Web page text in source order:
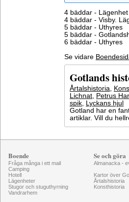
4 bäddar - Lägenhet
4 bäddar - Visby.
5 bäddar - Uthyres
5 bäddar -
6 bäddar - Uthyres
Se vidare
Gotlands
Årtalshistoria,
Lichnat, Petrus
spik, Lyckans hjul
Gotland har en
artiklar. Vill du
Boende
Fråga många i ett mail
Camping
Hotell
Lägenheter
Stugor och stuguthyrning
Vandrarhem
Se och göra
Almanacka -
Kartor över
Årtalshistoria
Konsthistoria